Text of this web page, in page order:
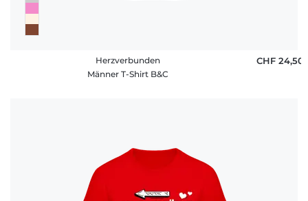
Herzverbunden
Männer T-Shirt B&C
CHF 24,50